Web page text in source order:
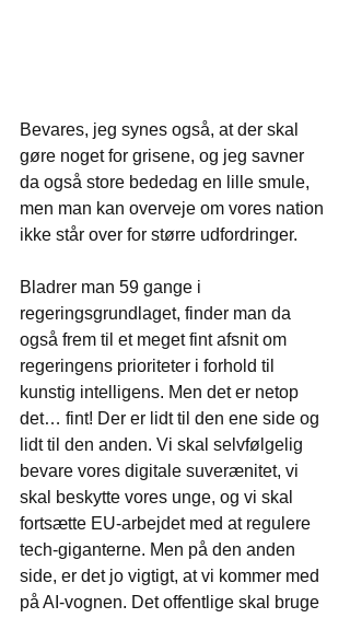
Bevares, jeg synes også, at der skal
gøre noget for grisene, og jeg savner
da også store bededag en lille smule,
men man kan overveje om vores nation
ikke står over for større udfordringer.
Bladrer man 59 gange i
regeringsgrundlaget, finder man da
også frem til et meget fint afsnit om
regeringens prioriteter i forhold til
kunstig intelligens. Men det er netop
det… fint! Der er lidt til den ene side og
lidt til den anden. Vi skal selvfølgelig
bevare vores digitale suverænitet, vi
skal beskytte vores unge, og vi skal
fortsætte EU-arbejdet med at regulere
tech-giganterne. Men på den anden
side, er det jo vigtigt, at vi kommer med
på AI-vognen. Det offentlige skal bruge